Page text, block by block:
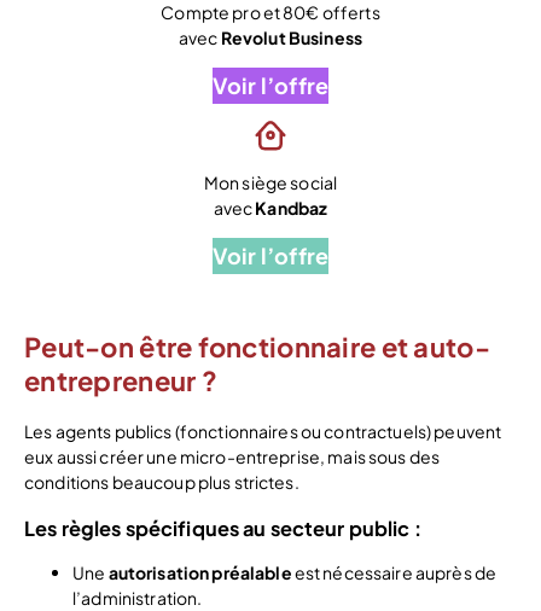
Compte pro et 80€ offerts
avec Revolut Business
Voir l’offre
Mon siège social
avecKandbaz
Voir l’offre
Peut-on être fonctionnaire et auto-
entrepreneur ?
Les agents publics (fonctionnaires ou contractuels) peuvent
eux aussi créer une micro-entreprise, mais sous des
conditions beaucoup plus strictes.
Les règles spécifiques au secteur public :
Une autorisation préalableest nécessaire auprès de
l’administration.